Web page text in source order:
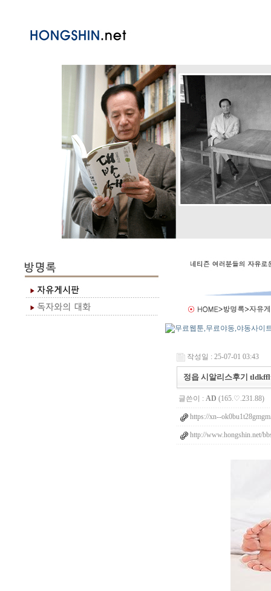
작성일 : 25-07-01 03:43
정읍 시알리스후기
글쓴이 : AD (165.♡.231.88)
https://xn--
http://www.hongshin.net/